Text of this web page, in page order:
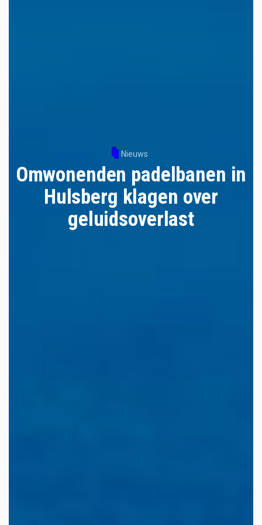
Nieuws
Omwonenden padelbanen in
Hulsberg klagen over
geluidsoverlast